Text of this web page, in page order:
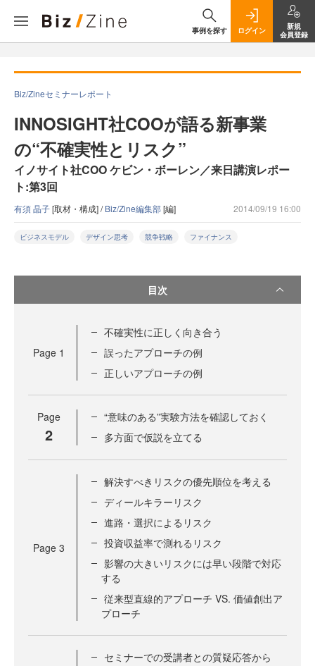
事例を探す ログイン
新規
会員登録
Biz/Zineセミナーレポート
INNOSIGHT社COOが語る新事業
の“不確実性とリスク”
イノサイト社COO ケビン・ボーレン／来日講演レポー
ト:第3回
有須 晶子[取材・構成] /Biz/Zine編集部[編] 2014/09/19 16:00
ビジネスモデル デザイン思考 競争戦略 ファイナンス
目次
Page 1
不確実性に正しく向き合う
誤ったアプローチの例
正しいアプローチの例
Page
2
“意味のある”実験方法を確認しておく
多方面で仮説を立てる
Page 3
解決すべきリスクの優先順位を考える
ディールキラーリスク
進路・選択によるリスク
投資収益率で測れるリスク
影響の大きいリスクには早い段階で対応
する
従来型直線的アプローチ VS. 価値創出ア
プローチ
セミナーでの受講者との質疑応答から